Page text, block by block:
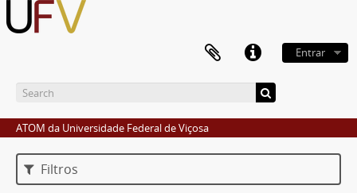
Entrar
ATOM da Universidade Federal de Viçosa
Filtros